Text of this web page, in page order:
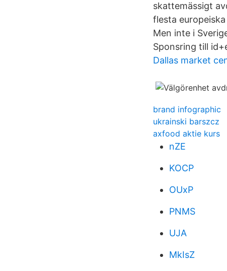
skattemässigt
flesta
Men inte i
Sponsring till
Dallas market
brand infographic
ukrainski barszcz
axfood aktie kurs
nZE
KOCP
OUxP
PNMS
UJA
MkIsZ